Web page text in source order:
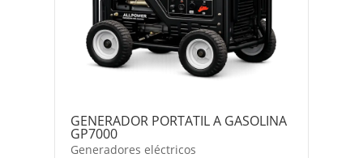
GENERADOR PORTATIL A GASOLINA
GP7000
Generadores eléctricos